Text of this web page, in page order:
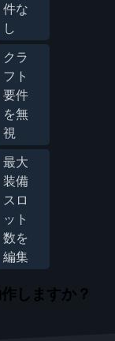
件な
し
クラ
フト
要件
を無
視
最大
装備
スロ
ット
数を
編集
しますか？